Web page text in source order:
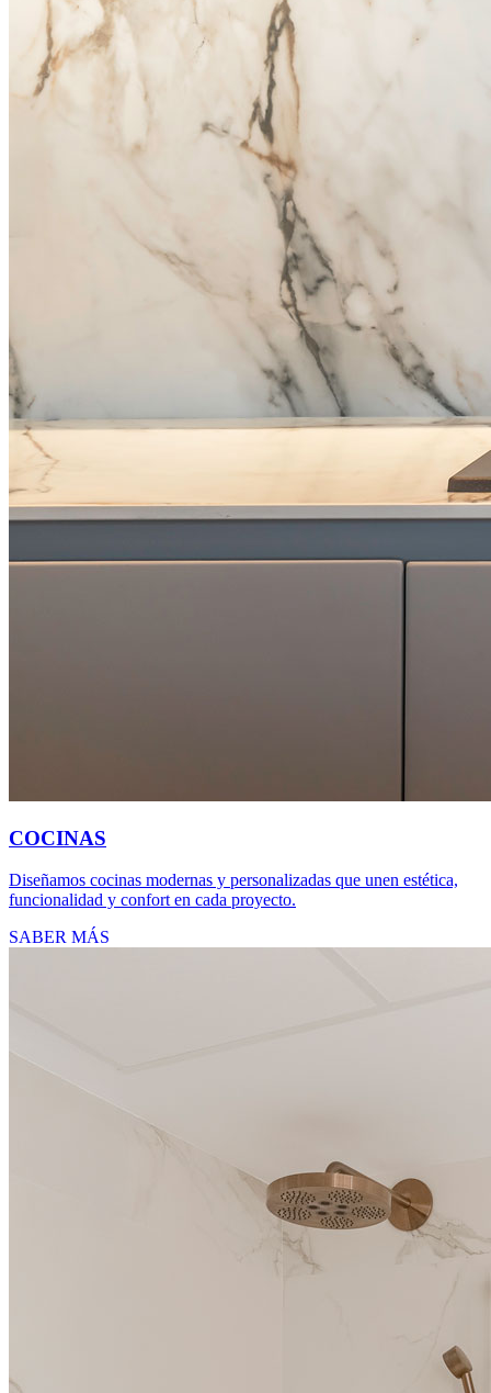
COCINAS
Diseñamos cocinas modernas y personalizadas que unen estética,
funcionalidad y confort en cada proyecto.
SABER MÁS